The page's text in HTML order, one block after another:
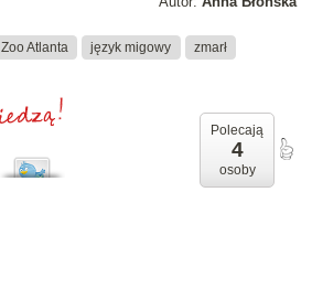
Zoo Atlanta język migowy zmarł
Polecają
4
osoby